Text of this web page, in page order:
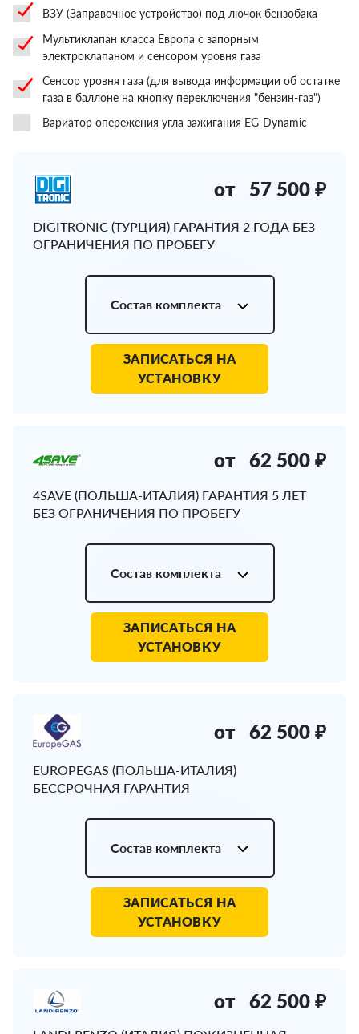
ВЗУ (Заправочное устройство) под лючок бензобака
Мультиклапан класса Европа с запорным
электроклапаном и сенсором уровня газа
Сенсор уровня газа (для вывода информации об остатке
газа в баллоне на кнопку переключения "бензин-газ")
Вариатор опережения угла зажигания EG-Dynamic
DIGITRONIC (ТУРЦИЯ) ГАРАНТИЯ 2 ГОДА БЕЗ
ОГРАНИЧЕНИЯ ПО ПРОБЕГУ
от 57 500 ₽
Состав комплекта
ЗАПИСАТЬСЯ НА
УСТАНОВКУ
4SAVE (ПОЛЬША-ИТАЛИЯ) ГАРАНТИЯ 5 ЛЕТ
БЕЗ ОГРАНИЧЕНИЯ ПО ПРОБЕГУ
от 62 500 ₽
Состав комплекта
ЗАПИСАТЬСЯ НА
УСТАНОВКУ
EUROPEGAS (ПОЛЬША-ИТАЛИЯ)
БЕССРОЧНАЯ ГАРАНТИЯ
от 62 500 ₽
Состав комплекта
ЗАПИСАТЬСЯ НА
УСТАНОВКУ
от 62 500 ₽